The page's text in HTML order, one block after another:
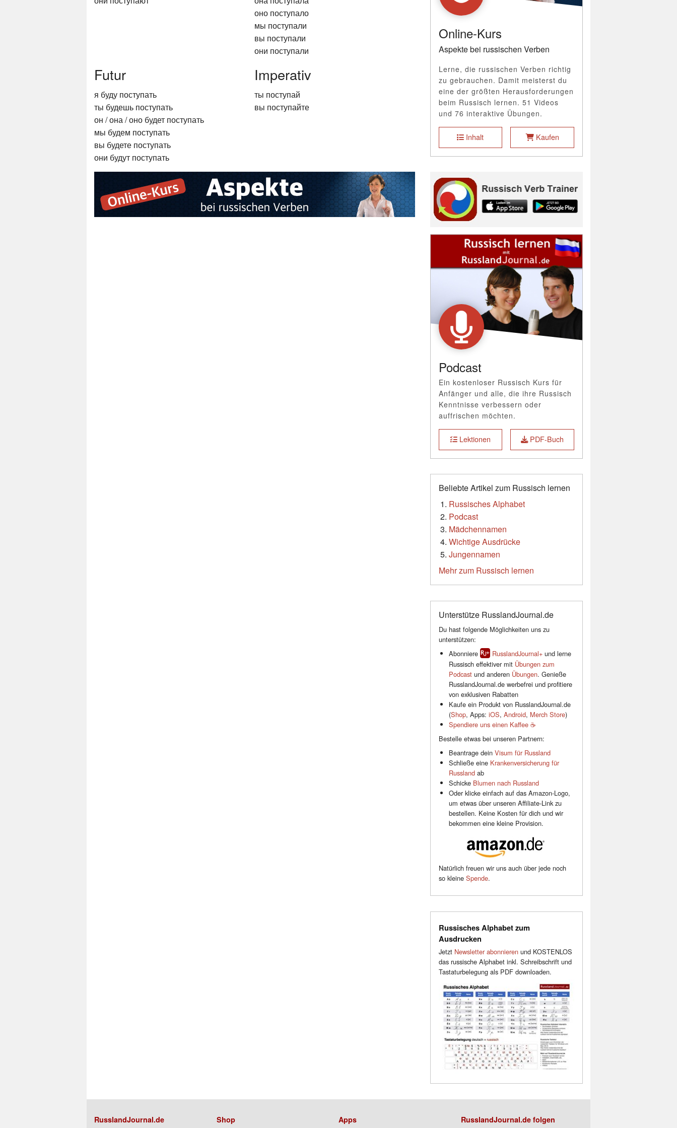
оно поступало
мы поступали
вы поступали
они поступали
Futur
я буду поступать
ты будешь поступать
он / она / оно будет поступать
мы будем поступать
вы будете поступать
они будут поступать
Imperativ
ты поступай
вы поступайте
Online-Kurs
Aspekte bei russischen Verben
Lerne, die russischen Verben richtig
zu gebrauchen. Damit meisterst du
eine der größten Herausforderungen
beim Russisch lernen. 51 Videos
und 76 interaktive Übungen.
Inhalt Kaufen
Podcast
Ein kostenloser Russisch Kurs für
Anfänger und alle, die ihre Russisch
Kenntnisse verbessern oder
auffrischen möchten.
Lektionen PDF-Buch
Beliebte Artikel zum Russisch lernen
Russisches Alphabet
Podcast
Mädchennamen
Wichtige Ausdrücke
Jungennamen
Mehr zum Russisch lernen
Unterstütze RusslandJournal.de
Du hast folgende Möglichkeiten uns zu
unterstützen:
Abonniere
RusslandJournal+und lerne
Russisch effektiver mit Übungen zum
Podcastund anderen Übungen. Genieße
RusslandJournal.de werbefrei und profitiere
von exklusiven Rabatten
Kaufe ein Produkt von RusslandJournal.de
(Shop, Apps: iOS, Android, Merch Store)
Spendiere uns einen Kaffee ☕️
Bestelle etwas bei unseren Partnern:
Beantrage dein Visum für Russland
Schließe eine Krankenversicherung für
Russlandab
Schicke Blumen nach Russland
Oder klicke einfach auf das Amazon-Logo,
um etwas über unseren Affiliate-Link zu
bestellen. Keine Kosten für dich und wir
bekommen eine kleine Provision.
Natürlich freuen wir uns auch über jede noch
so kleine Spende.
Russisches Alphabet zum
Ausdrucken
Jetzt Newsletter abonnierenund KOSTENLOS
das russische Alphabet inkl. Schreibschrift und
Tastaturbelegung als PDF downloaden.
RusslandJournal.de
Shop
Apps
RusslandJournal.de folgen